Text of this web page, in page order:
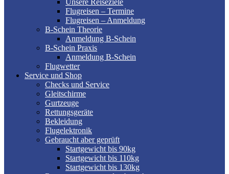
Flugreisen – Termine
Flugreisen – Anmeldung
B-Schein Theorie
Anmeldung B-Schein
B-Schein Praxis
Anmeldung B-Schein
Flugwetter
Service und Shop
Checks und Service
Gleitschirme
Gurtzeuge
Rettungsgeräte
Bekleidung
Flugelektronik
Gebraucht aber geprüft
Startgewicht bis 90kg
Startgewicht bis 110kg
Startgewicht bis 130kg